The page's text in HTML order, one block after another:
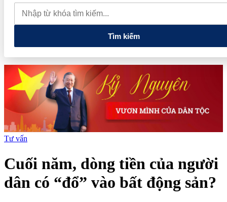
muốn mở rộng hợp tác công nghệ cao tại Đồng Nai
Từ hệ sinh
thái tài chính đến tham vọng năng lượng: T&T Group đang tạo
"đòn bẩy vốn" như thế nào?
Tìm kiếm
Tư vấn
Cuối năm, dòng tiền của người
dân có “đổ” vào bất động sản?